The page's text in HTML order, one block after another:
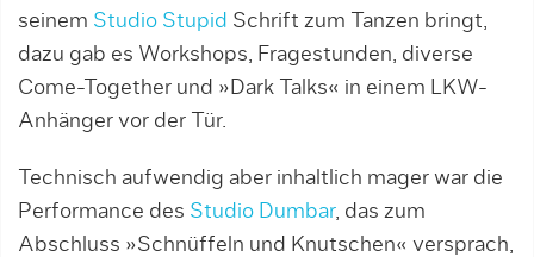
seinem Studio Stupid Schrift zum Tanzen bringt,
dazu gab es Workshops, Fragestunden, diverse
Come-Together und »Dark Talks« in einem LKW-
Anhänger vor der Tür.
Technisch aufwendig aber inhaltlich mager war die
Performance des Studio Dumbar, das zum
Abschluss »Schnüffeln und Knutschen« versprach,